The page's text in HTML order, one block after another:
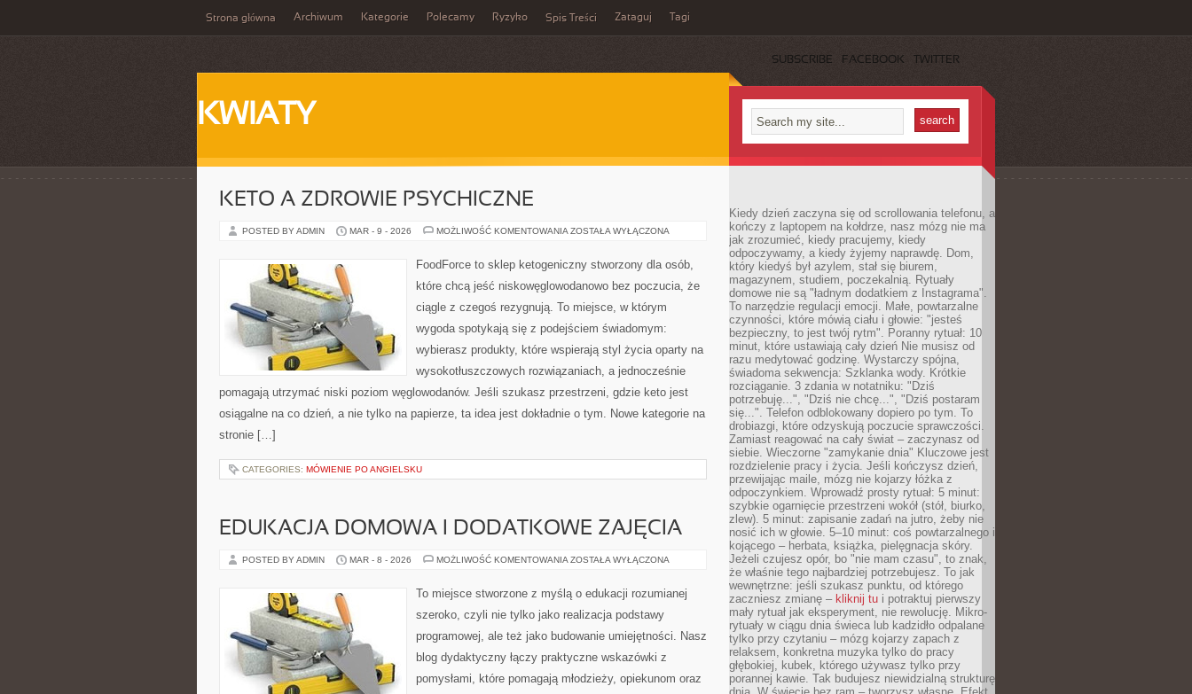
Strona główna Archiwum Kategorie Polecamy Ryzyko Spis Treści Zataguj Tagi
SUBSCRIBE FACEBOOK TWITTER
KWIATY
KETO A ZDROWIE PSYCHICZNE
POSTED BY ADMIN MAR - 9 - 2026 MOŻLIWOŚĆ KOMENTOWANIA KETO
PSYCHICZNE
ZOSTAŁA WYŁĄCZONA
FoodForce to sklep ketogeniczny stworzony dla osób,
które chcą jeść niskowęglowodanowo bez poczucia, że
ciągle z czegoś rezygnują. To miejsce, w którym
wygoda spotykają się z podejściem świadomym:
wybierasz produkty, które wspierają styl życia oparty na
wysokotłuszczowych rozwiązaniach, a jednocześnie
pomagają utrzymać niski poziom węglowodanów. Jeśli szukasz przestrzeni, gdzie keto jest
osiągalne na co dzień, a nie tylko na papierze, ta idea jest dokładnie o tym. Nowe kategorie na
stronie […]
CATEGORIES: MÓWIENIE PO ANGIELSKU
EDUKACJA DOMOWA I DODATKOWE ZAJĘCIA
POSTED BY ADMIN MAR - 8 - 2026 MOŻLIWOŚĆ KOMENTOWANIA EDUKACJA
DODATKOWE
ZAJĘCIA
ZOSTAŁA WYŁĄCZONA
To miejsce stworzone z myślą o edukacji rozumianej
szeroko, czyli nie tylko jako realizacja podstawy
programowej, ale też jako budowanie umiejętności. Nasz
blog dydaktyczny łączy praktyczne wskazówki z
pomysłami, które pomagają młodzieży, opiekunom oraz
Kiedy dzień zaczyna się od scrollowania telefonu, a
kończy z laptopem na kołdrze, nasz mózg nie ma
jak zrozumieć, kiedy pracujemy, kiedy
odpoczywamy, a kiedy żyjemy naprawdę. Dom,
który kiedyś był azylem, stał się biurem,
magazynem, studiem, poczekalnią. Rytuały
domowe nie są "ładnym dodatkiem z Instagrama".
To narzędzie regulacji emocji. Małe, powtarzalne
czynności, które mówią ciału i głowie: "jesteś
bezpieczny, to jest twój rytm". Poranny rytuał: 10
minut, które ustawiają cały dzień Nie musisz od
razu medytować godzinę. Wystarczy spójna,
świadoma sekwencja: Szklanka wody. Krótkie
rozciąganie. 3 zdania w notatniku: "Dziś
potrzebuję...", "Dziś nie chcę...", "Dziś postaram
się...". Telefon odblokowany dopiero po tym. To
drobiazgi, które odzyskują poczucie sprawczości.
Zamiast reagować na cały świat – zaczynasz od
siebie. Wieczorne "zamykanie dnia" Kluczowe jest
rozdzielenie pracy i życia. Jeśli kończysz dzień,
przewijając maile, mózg nie kojarzy łóżka z
odpoczynkiem. Wprowadź prosty rytuał: 5 minut:
szybkie ogarnięcie przestrzeni wokół (stół, biurko,
zlew). 5 minut: zapisanie zadań na jutro, żeby nie
nosić ich w głowie. 5–10 minut: coś powtarzalnego i
kojącego – herbata, książka, pielęgnacja skóry.
Jeżeli czujesz opór, bo "nie mam czasu", to znak,
że właśnie tego najbardziej potrzebujesz. To jak
wewnętrzne: jeśli szukasz punktu, od którego
zaczniesz zmianę – kliknij tu i potraktuj pierwszy
mały rytuał jak eksperyment, nie rewolucję. Mikro-
rytuały w ciągu dnia świeca lub kadzidło odpalane
tylko przy czytaniu – mózg kojarzy zapach z
relaksem, konkretna muzyka tylko do pracy
głębokiej, kubek, którego używasz tylko przy
porannej kawie. Tak budujesz niewidzialną strukturę